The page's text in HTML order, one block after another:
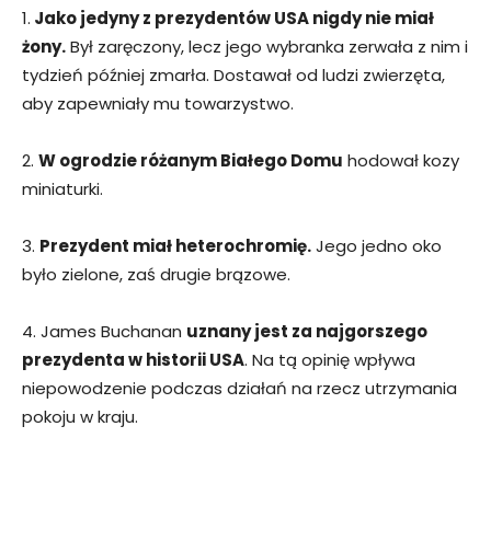
1. Jako jedyny z prezydentów USA nigdy nie miał
żony.Był zaręczony, lecz jego wybranka zerwała z nim i
tydzień później zmarła. Dostawał od ludzi zwierzęta,
aby zapewniały mu towarzystwo.
2. W ogrodzie różanym Białego Domu hodował kozy
miniaturki.
3. Prezydent miał heterochromię.Jego jedno oko
było zielone, zaś drugie brązowe.
4. James Buchanan uznany jest za najgorszego
prezydenta w historii USA. Na tą opinię wpływa
niepowodzenie podczas działań na rzecz utrzymania
pokoju w kraju.